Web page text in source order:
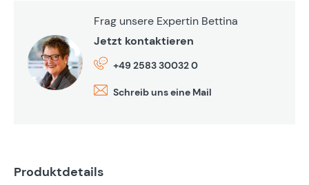
Frag unsere Expertin Bettina
Jetzt kontaktieren
+49 2583 30032 0
Schreib uns eine Mail
Produktdetails